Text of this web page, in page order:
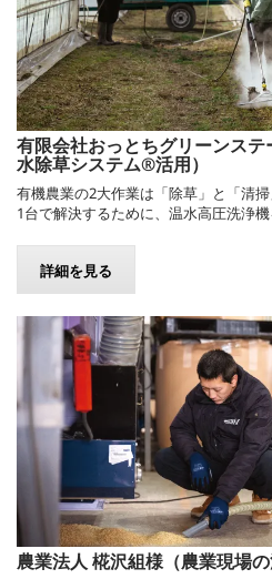
有限会社おっとちグリーンス
水除草システム®活用）
有機農業の2大作業は「除草」と「清
1台で解決するために、温水高圧洗浄機
詳細を見る
農業法人 椛沢組様（農業現場の